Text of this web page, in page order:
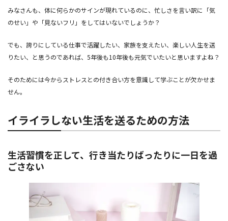
みなさんも、体に何らかのサインが現れているのに、忙しさを言い訳に「気
のせい」や「見ないフリ」をしてはいないでしょうか？
でも、誇りにしている仕事で活躍したい、家族を支えたい、楽しい人生を送
りたい、と思うのであれば、5年後も10年後も元気でいたいと思いますよね？
そのためには今からストレスとの付き合い方を意識して学ぶことが欠かせま
せん。
イライラしない生活を送るための方法
生活習慣を正して、行き当たりばったりに一日を過
ごさない